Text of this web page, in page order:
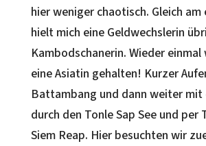
hier weniger chaotisch. Gleich am
hielt mich eine Geldwechslerin
Kambodschanerin. Wieder
eine Asiatin gehalten! Kurzer
Battambang und dann weiter
durch den Tonle Sap See und per
Siem Reap. Hier besuchten wir